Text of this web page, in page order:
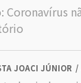
Coronavírus
JOACI JÚNIOR